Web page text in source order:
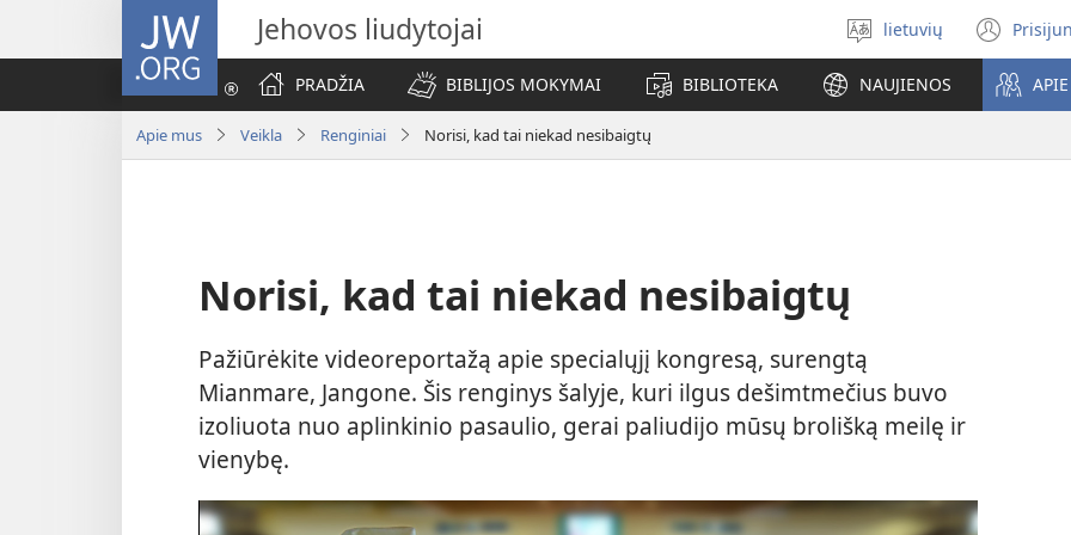
JW.ORG Jehovos liudytojai
Pasirinkite
kalbą
lietuvių
PRADŽIA
BIBLIJOS MOKYMAI BIBLIOTEKA NAUJIENOS
Apie mus Veikla Renginiai Norisi, kad tai niekad nesibaigtų
Norisi, kad tai niekad nesibaigtų
Pažiūrėkite videoreportažą apie specialųjį kongresą, surengtą
Mianmare, Jangone. Šis renginys šalyje, kuri ilgus dešimtmečius buvo
izoliuota nuo aplinkinio pasaulio, gerai paliudijo mūsų brolišką meilę ir
vienybę.